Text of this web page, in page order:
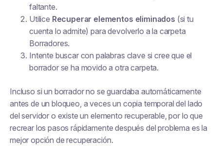
faltante.
Utilice Recuperar elementos eliminados (si tu
cuenta lo admite) para devolverlo a la carpeta
Borradores.
Intente buscar con palabras clave si cree que el
borrador se ha movido a otra carpeta.
Incluso si un borrador no se guardaba automáticamente
antes de un bloqueo, a veces un copia temporal del lado
del servidor o existe un elemento recuperable, por lo que
recrear los pasos rápidamente después del problema es la
mejor opción de recuperación.